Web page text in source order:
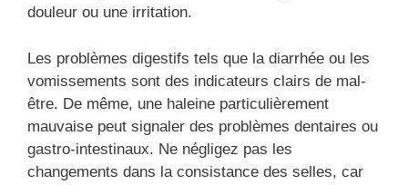
douleur ou une irritation.
Les problèmes digestifs tels que la diarrhée ou les
vomissements sont des indicateurs clairs de mal-
être. De même, une haleine particulièrement
mauvaise peut signaler des problèmes dentaires ou
gastro-intestinaux. Ne négligez pas les
changements dans la consistance des selles, car